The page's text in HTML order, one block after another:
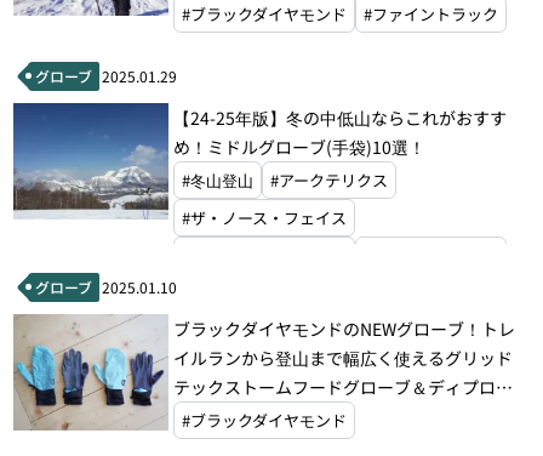
#ブラックダイヤモンド
#ファイントラック
グローブ 2025.01.29
【24-25年版】冬の中低山ならこれがおすす
め！ミドルグローブ(手袋)10選！
#冬山登山
#アークテリクス
#ザ・ノース・フェイス
グローブ 2025.01.10
ブラックダイヤモンドのNEWグローブ！トレ
イルランから登山まで幅広く使えるグリッド
テックストームフードグローブ＆ディプロイ
ウィンドフードグローブ
#ブラックダイヤモンド